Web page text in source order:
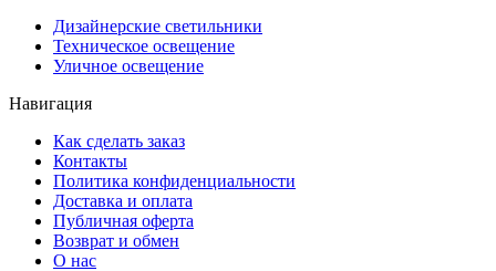
Дизайнерские светильники
Техническое освещение
Уличное освещение
Навигация
Как сделать заказ
Контакты
Политика конфиденциальности
Доставка и оплата
Публичная оферта
Возврат и обмен
О нас